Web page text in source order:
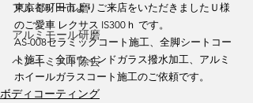
アルミノール磨
アルミモール研磨
ペンキミスト除去
東京都町田市よりご来店をいただきましたＵ様
のご愛車 レクサス IS300ｈ です。
AS-008セラミックコート施工、全脚シートコー
ト施工、全面ウィンドガラス撥水加工、アルミ
ホイールガラスコート施工のご依頼です。
ボディコーティング